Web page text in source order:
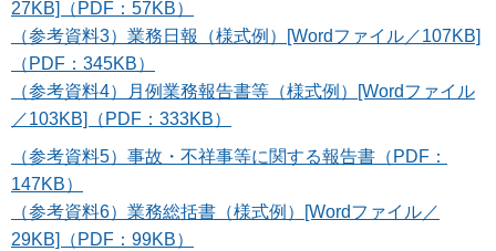
27KB]（PDF：57KB）
（参考資料3）業務日報（様式例）[Wordファイル／107KB]
（PDF：345KB）
（参考資料4）月例業務報告書等（様式例）[Wordファイル
／103KB]（PDF：333KB）
（参考資料5）事故・不祥事等に関する報告書 （PDF：
147KB）
（参考資料6）業務総括書（様式例）[Wordファイル／
29KB]（PDF：99KB）